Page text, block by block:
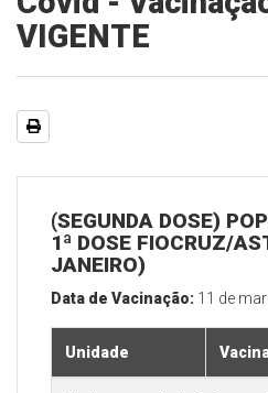
VIGENTE
(SEGUNDA DOSE)
1ª DOSE FIOCRUZ/
JANEIRO)
Data de Vacinação: 11 de
Unidade